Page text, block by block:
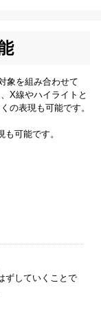
象を組み合わせて
X線やハイライトと
の表現も可能です。
可能です。
ずしていくことで